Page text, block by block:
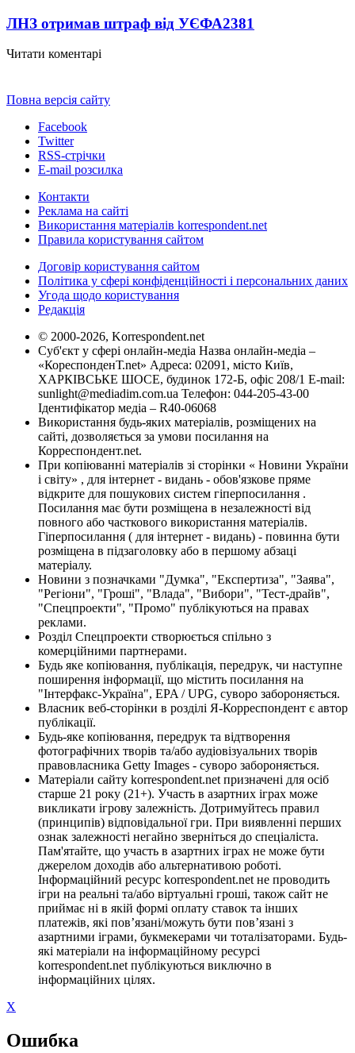
ЛНЗ отримав штраф від УЄФА2381
Читати коментарі
Повна версія сайту
Facebook
Twitter
RSS-стрічки
E-mail розсилка
Контакти
Реклама на сайті
Використання матеріалів korrespondent.net
Правила користування сайтом
Договір користування сайтом
Політика у сфері конфіденційності і персональних даних
Угода щодо користування
Редакція
© 2000-2026, Korrespondent.net
Суб'єкт у сфері онлайн-медіа Назва онлайн-медіа –
«КореспонденТ.net» Адреса: 02091, місто Київ,
ХАРКІВСЬКЕ ШОСЕ, будинок 172-Б, офіс 208/1 E-mail:
sunlight@mediadim.com.ua Телефон: 044-205-43-00
Ідентифікатор медіа – R40-06068
Використання будь-яких матеріалів, розміщених на
сайті, дозволяється за умови посилання на
Корреспондент.net.
При копіюванні матеріалів зі сторінки « Новини України
і світу» , для інтернет - видань - обов'язкове пряме
відкрите для пошукових систем гіперпосилання .
Посилання має бути розміщена в незалежності від
повного або часткового використання матеріалів.
Гіперпосилання ( для інтернет - видань) - повинна бути
розміщена в підзаголовку або в першому абзаці
матеріалу.
Новини з позначками "Думка", "Експертиза", "Заява",
"Регіони", "Гроші", "Влада", "Вибори", "Тест-драйв",
"Спецпроекти", "Промо" публікуються на правах
реклами.
Розділ Спецпроекти створюється спільно з
комерційними партнерами.
Будь яке копіювання, публікація, передрук, чи наступне
поширення інформації, що містить посилання на
"Інтерфакс-Україна", EPA / UPG, суворо забороняється.
Власник веб-сторінки в розділі Я-Корреспондент є автор
публікації.
Будь-яке копіювання, передрук та відтворення
фотографічних творів та/або аудіовізуальних творів
правовласника Getty Images - суворо забороняється.
Матеріали сайту korrespondent.net призначені для осіб
старше 21 року (21+). Участь в азартних іграх може
викликати ігрову залежність. Дотримуйтесь правил
(принципів) відповідальної гри. При виявленні перших
ознак залежності негайно зверніться до спеціаліста.
Пам'ятайте, що участь в азартних іграх не може бути
джерелом доходів або альтернативою роботі.
Інформаційний ресурс korrespondent.net не проводить
ігри на реальні та/або віртуальні гроші, також сайт не
приймає ні в якій формі оплату ставок та інших
платежів, які пов’язані/можуть бути пов’язані з
азартними іграми, букмекерами чи тоталізаторами. Будь-
які матеріали на інформаційному ресурсі
korrespondent.net публікуються виключно в
інформаційних цілях.
X
Ошибка